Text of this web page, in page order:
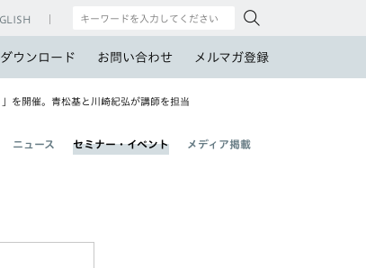
ウンロード お問い合わせ メルマガ登録
を開催。青松基と川崎紀弘が講師を担当
ニュース セミナー・イベント メディア掲載